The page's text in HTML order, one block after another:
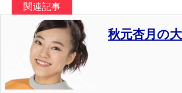
関連記事
秋元杏月の